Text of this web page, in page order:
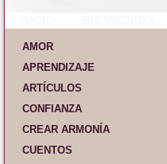
AMOR
APRENDIZAJE
ARTÍCULOS
CONFIANZA
CREAR ARMONÍA
CUENTOS